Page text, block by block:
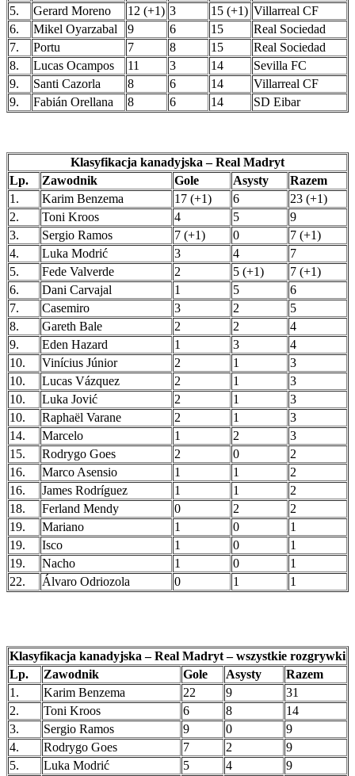
5.
Gerard Moreno 12 (+1) 3 15 (+1) Villarreal CF
6.
Mikel Oyarzabal 9 6 15
Real Sociedad
7.
Portu 7 8 15
Real Sociedad
8.
Lucas Ocampos 11 3 14
Sevilla FC
9.
Santi Cazorla 8 6 14
Villarreal CF
9.
Fabián Orellana 8 6 14 SD Eibar
Klasyfikacja kanadyjska – Real Madryt
Lp.
Zawodnik Gole Asysty
Razem
1.
Karim Benzema 17 (+1) 6
23 (+1)
2.
Toni Kroos 4 5
9
3.
Sergio Ramos 7 (+1) 0
7 (+1)
4.
Luka Modrić 3 4
7
5.
Fede Valverde 2 5 (+1)
7 (+1)
6.
Dani Carvajal 1 5
6
7.
Casemiro 3 2
5
8.
Gareth Bale 2 2
4
9.
Eden Hazard 1 3
4
10.
Vinícius Júnior 2 1
3
10.
Lucas Vázquez 2 1
3
10.
Luka Jović 2 1
3
10.
Raphaël Varane 2 1
3
14.
Marcelo 1 2
3
15.
Rodrygo Goes 2 0
2
16.
Marco Asensio 1 1
2
16.
James Rodríguez 1 1
2
18.
Ferland Mendy 0 2
2
19.
Mariano 1 0
1
19.
Isco 1 0
1
19.
Nacho 1 0
1
22.
Álvaro Odriozola 0 1 1
Klasyfikacja kanadyjska – Real Madryt – wszystkie rozgrywki
Lp.
Zawodnik Gole Asysty
Razem
1.
Karim Benzema 22 9
31
2.
Toni Kroos 6 8
14
3.
Sergio Ramos 9 0
9
4.
Rodrygo Goes 7 2
9
5.
Luka Modrić 5 4
9